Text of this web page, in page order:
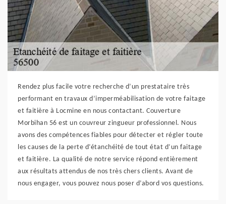
Rendez plus facile votre recherche d’un prestataire très
performant en travaux d’imperméabilisation de votre faitage
et faitière à Locmine en nous contactant. Couverture
Morbihan 56 est un couvreur zingueur professionnel. Nous
avons des compétences fiables pour détecter et régler toute
les causes de la perte d’étanchéité de tout état d’un faitage
et faitière. La qualité de notre service répond entièrement
aux résultats attendus de nos très chers clients. Avant de
nous engager, vous pouvez nous poser d’abord vos questions.